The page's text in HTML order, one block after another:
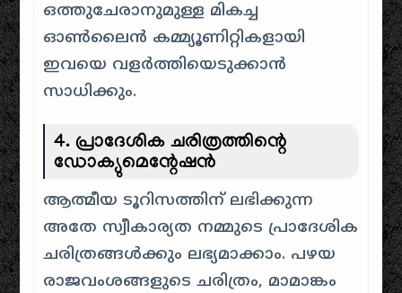
ഒത്തുചേരാനുമുള്ള മികച്ച
ഓൺലൈൻ കമ്മ്യൂണിറ്റികളായി
ഇവയെ വളർത്തിയെടുക്കാൻ
സാധിക്കും.
4. പ്രാദേശിക ചരിത്രത്തിന്റെ
ഡോക്യുമെന്റേഷൻ
ആത്മീയ ടൂറിസത്തിന് ലഭിക്കുന്ന
അതേ സ്വീകാര്യത നമ്മുടെ പ്രാദേശിക
ചരിത്രങ്ങൾക്കും ലഭ്യമാക്കാം. പഴയ
രാജവംശങ്ങളുടെ ചരിത്രം, മാമാങ്കം